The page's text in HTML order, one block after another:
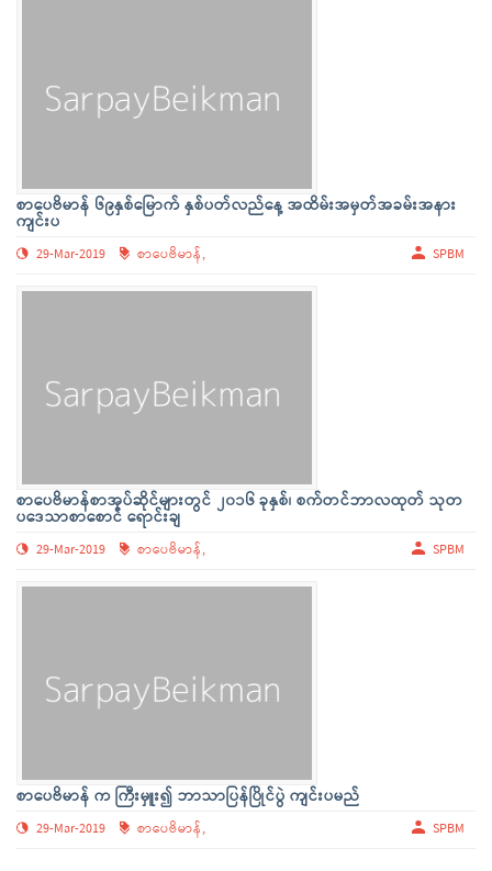
စာပေဗိမာန် ၆၉နှစ်မြောက် နှစ်ပတ်လည်နေ့ အထိမ်းအမှတ်အခမ်းအနား
ကျင်းပ
29-Mar-2019 စာပေဗိမာန်, SPBM
စာပေဗိမာန်စာအုပ်ဆိုင်များတွင် ၂၀၁၆ ခုနှစ်၊ စက်တင်ဘာလထုတ် သုတ
ပဒေသာစာစောင် ရောင်းချ
29-Mar-2019 စာပေဗိမာန်, SPBM
စာပေဗိမာန် က ကြီးမှူး၍ ဘာသာပြန်ပြိုင်ပွဲ ကျင်းပမည်
29-Mar-2019 စာပေဗိမာန်, SPBM